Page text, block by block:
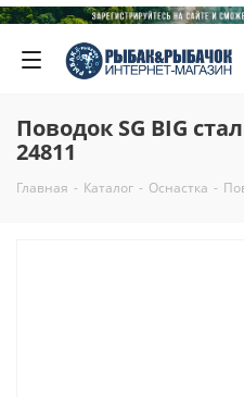
Поводок SG BIG
24811
Главная - Каталог - Оснастка -